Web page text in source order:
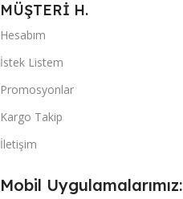
MÜŞTERİ H.
Hesabım
İstek Listem
Promosyonlar
Kargo Takip
İletişim
Mobil Uygulamalarımız: